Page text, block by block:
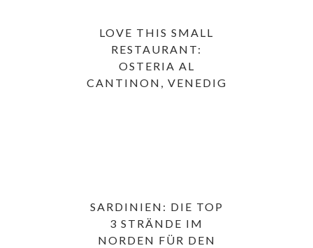
LOVE THIS SMALL
RESTAURANT:
OSTERIA AL
CANTINON, VENEDIG
SARDINIEN: DIE TOP
3 STRÄNDE IM
NORDEN FÜR DEN